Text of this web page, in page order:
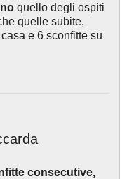
quello degli ospiti
quelle subite,
e 6 sconfitte su
consecutive,